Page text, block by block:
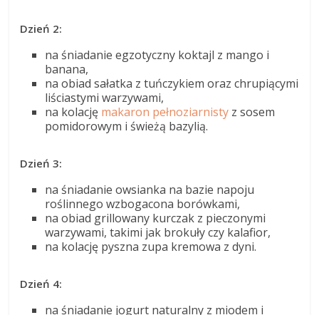
Dzień 2:
na śniadanie egzotyczny koktajl z mango i
banana,
na obiad sałatka z tuńczykiem oraz chrupiącymi
liściastymi warzywami,
na kolację makaron pełnoziarnisty z sosem
pomidorowym i świeżą bazylią.
Dzień 3:
na śniadanie owsianka na bazie napoju
roślinnego wzbogacona borówkami,
na obiad grillowany kurczak z pieczonymi
warzywami, takimi jak brokuły czy kalafior,
na kolację pyszna zupa kremowa z dyni.
Dzień 4:
na śniadanie jogurt naturalny z miodem i